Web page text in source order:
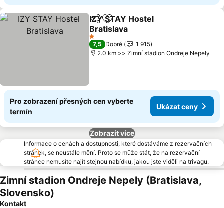
SdíletPřidat na seznam oblíbených
IZY STAY Hostel
Bratislava
Ukázat ceny
1 Počet hvězdiček
7,5 Dobré
1 915
2.0 km >> Zimní stadion Ondreje Nepely
Pro zobrazení přesných cen vyberte
termín
Ukázat ceny
Zobrazít více
Informace o cenách a dostupnosti, které dostáváme z rezervačních
stránek, se neustále mění. Proto se může stát, že na rezervační
stránce nemusíte najít stejnou nabídku, jakou jste viděli na trivagu.
Zimní stadion Ondreje Nepely (Bratislava,
Slovensko)
Kontakt